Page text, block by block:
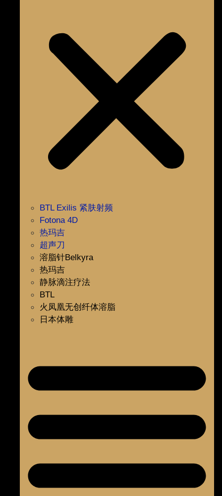
BTL Exilis 紧肤射频
Fotona 4D
热玛吉
超声刀
溶脂针Belkyra
热玛吉
静脉滴注疗法
BTL
火凤凰无创纤体溶脂
日本体雕